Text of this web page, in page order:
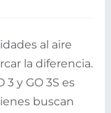
al aire
la diferencia.
3 y GO 3S es
buscan